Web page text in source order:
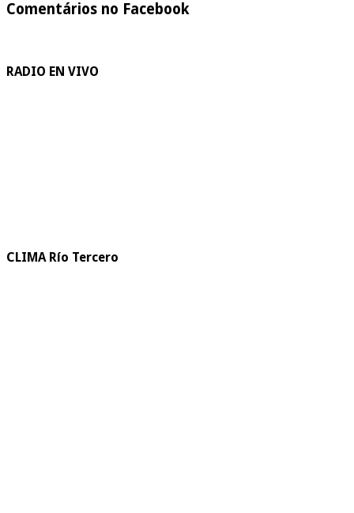
Comentários no Facebook
RADIO EN VIVO
CLIMA Río Tercero